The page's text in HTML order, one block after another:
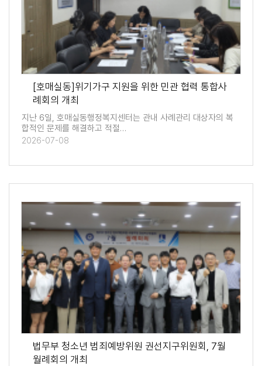
[호매실동]위기가구 지원을 위한 민관 협력 통합사
례회의 개최
지난 6일, 호매실동행정복지센터는 관내 사례관리 대상자의 복
합적인 문제를 해결하고 적절…
2026-07-08
법무부 청소년 범죄예방위원 권선지구위원회, 7월
월례회의 개최